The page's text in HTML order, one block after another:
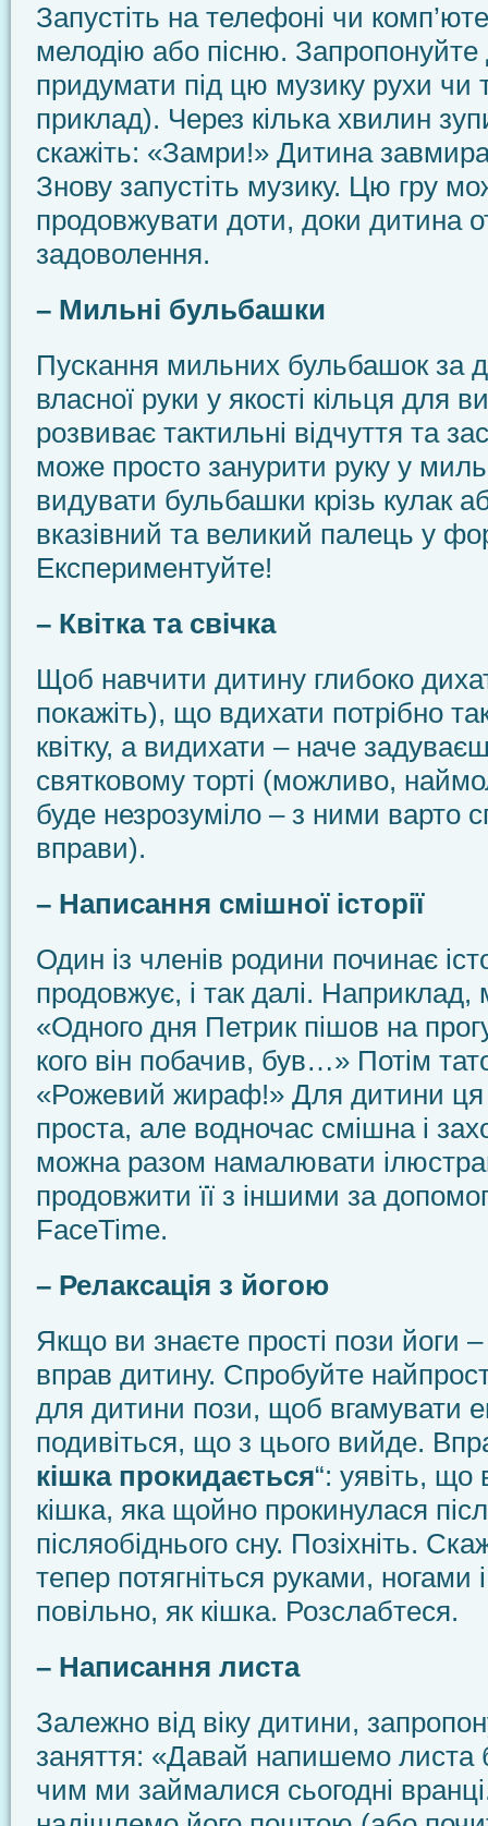
Запустіть на телефоні чи
мелодію або пісню. Запропонуйте
придумати під цю музику рухи чи
приклад). Через кілька хвилин
скажіть: «Замри!» Дитина
Знову запустіть музику. Цю гру
продовжувати доти, доки дитина
задоволення.
– Мильні бульбашки
Пускання мильних бульбашок за
власної руки у якості кільця для
розвиває тактильні відчуття та
може просто занурити руку у
видувати бульбашки крізь кулак
вказівний та великий палець у
Експериментуйте!
– Квітка та свічка
Щоб навчити дитину глибоко
покажіть), що вдихати потрібно
квітку, а видихати – наче
святковому торті (можливо,
буде незрозуміло – з ними варто
вправи).
– Написання смішної історії
Один із членів родини починає
продовжує, і так далі.
«Одного дня Петрик пішов на
кого він побачив, був…» Потім
«Рожевий жираф!» Для дитини ця
проста, але водночас смішна і
можна разом намалювати
продовжити її з іншими за
FaceTime.
– Релаксація з йогою
Якщо ви знаєте прості пози йоги
вправ дитину. Спробуйте
для дитини пози, щоб вгамувати
подивіться, що з цього вийде.
кішка прокидається“: уявіть, що
кішка, яка щойно прокинулася
післяобіднього сну. Позіхніть.
тепер потягніться руками, ногами
повільно, як кішка. Розслабтеся.
– Написання листа
Залежно від віку дитини,
заняття: «Давай напишемо листа
чим ми займалися сьогодні